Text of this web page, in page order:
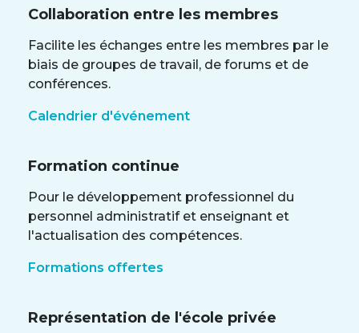
Collaboration entre les membres
Facilite les échanges entre les membres par le
biais de groupes de travail, de forums et de
conférences.
Calendrier d'événement
Formation continue
Pour le développement professionnel du
personnel administratif et enseignant et
l'actualisation des compétences.
Formations offertes
Représentation de l'école privée